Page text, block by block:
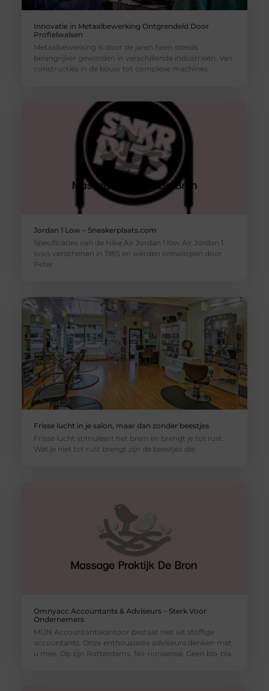
Innovatie in Metaalbewerking Ontgrendeld Door
Profielwalsen
Metaalbewerking is door de jaren heen steeds
belangrijker geworden in verschillende industrieën. Van
constructies in de bouw tot complexe machines
Jordan 1 Low – Sneakerplaats.com
Specificaties van de Nike Air Jordan 1 low Air Jordan 1
lows verschenen in 1985 en werden ontworpen door
Peter
Frisse lucht in je salon, maar dan zonder beestjes
Frisse lucht stimuleert het brein en brengt je tot rust.
Wat je niet tot rust brengt zijn de beestjes die
Omnyacc Accountants & Adviseurs – Sterk Voor
Ondernemers
MIJN Accountantskantoor bestaat niet uit stoffige
accountants. Onze enthousiaste adviseurs denken met
u mee. Op zijn Rotterdams. No-nonsense. Geen bla-bla.